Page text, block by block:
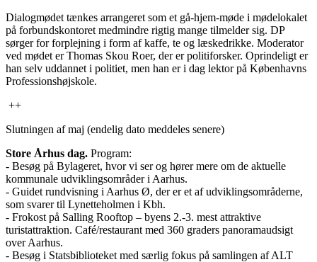
Dialogmødet tænkes arrangeret som et gå-hjem-møde i mødelokalet
på forbundskontoret medmindre rigtig mange tilmelder sig. DP
sørger for forplejning i form af kaffe, te og læskedrikke. Moderator
ved mødet er Thomas Skou Roer, der er politiforsker. Oprindeligt er
han selv uddannet i politiet, men han er i dag lektor på Københavns
Professionshøjskole.
++
Slutningen af maj (endelig dato meddeles senere)
Store Århus dag. Program:
- Besøg på Bylageret, hvor vi ser og hører mere om de aktuelle
kommunale udviklingsområder i Aarhus.
- Guidet rundvisning i Aarhus Ø, der er et af udviklingsområderne,
som svarer til Lynetteholmen i Kbh.
- Frokost på Salling Rooftop – byens 2.-3. mest attraktive
turistattraktion. Café/restaurant med 360 graders panoramaudsigt
over Aarhus.
- Besøg i Statsbiblioteket med særlig fokus på samlingen af ALT